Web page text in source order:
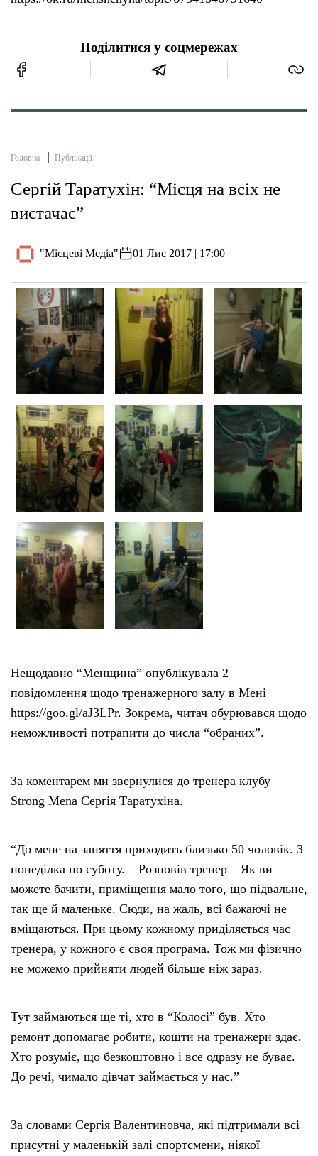
Поділитися у соцмережах
Головна Публікації
Сергій Таратухін: “Місця на всіх не
вистачає”
"Місцеві Медіа" 01 Лис 2017 | 17:00
Нещодавно “Менщина” опублікувала 2
повідомлення щодо тренажерного залу в Мені
https://goo.gl/aJ3LPr. Зокрема, читач обурювався щодо
неможливості потрапити до числа “обраних”.
За коментарем ми звернулися до тренера клубу
Strong Mena Сергія Таратухіна.
“До мене на заняття приходить близько 50 чоловік. З
понеділка по суботу. – Розповів тренер – Як ви
можете бачити, приміщення мало того, що підвальне,
так ще й маленьке. Сюди, на жаль, всі бажаючі не
вміщаються. При цьому кожному приділяється час
тренера, у кожного є своя програма. Тож ми фізично
не можемо прийняти людей більше ніж зараз.
Тут займаються ще ті, хто в “Колосі” був. Хто
ремонт допомагає робити, кошти на тренажери здає.
Хто розуміє, що безкоштовно і все одразу не буває.
До речі, чимало дівчат займається у нас.”
За словами Сергія Валентиновча, які підтримали всі
присутні у маленькій залі спортсмени, ніякої